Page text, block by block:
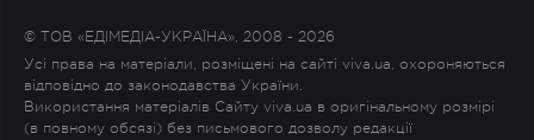
© ТОВ «ЕДІМЕДІА-УКРАЇНА», 2008 - 2026
Усі права на матеріали, розміщені на сайті viva.ua, охороняються
відповідно до законодавства України.
Використання матеріалів Сайту viva.ua в оригінальному розмірі
(в повному обсязі) без письмового дозволу редакції